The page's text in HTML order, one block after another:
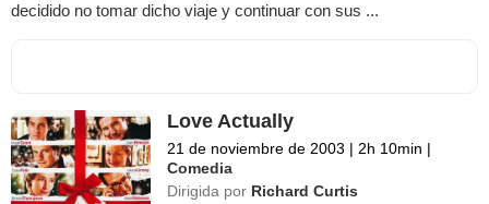
decidido no tomar dicho viaje y continuar con sus ...
Love Actually
21 de noviembre de 2003 | 2h 10min |
Comedia
Dirigida por Richard Curtis